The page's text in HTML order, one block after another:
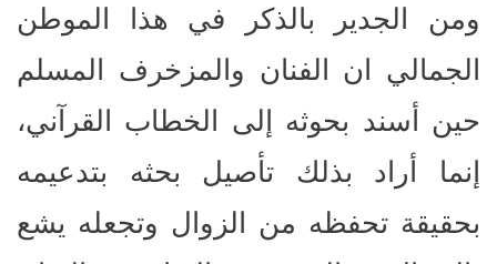
ومن الجدير بالذكر في هذا الموطن
الجمالي ان الفنان والمزخرف المسلم
حين أسند بحوثه إلى الخطاب القرآني،
إنما أراد بذلك تأصيل بحثه بتدعيمه
بحقيقة تحفظه من الزوال وتجعله يشع